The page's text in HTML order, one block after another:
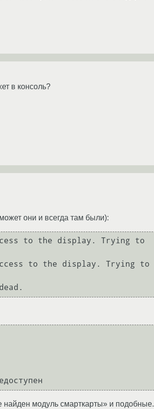
в консоль?
они и всегда там были):
to the display. Trying to
to the display. Trying to
найден модуль смарткарты» и подобные.